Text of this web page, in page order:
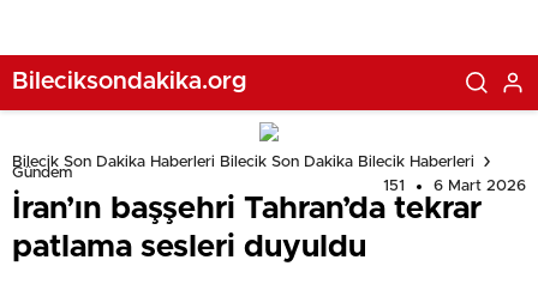
Bileciksondakika.org
Bilecik Son Dakika Haberleri Bilecik Son Dakika Bilecik Haberleri
Gündem
151
6 Mart 2026
İran’ın başşehri Tahran’da tekrar
patlama sesleri duyuldu